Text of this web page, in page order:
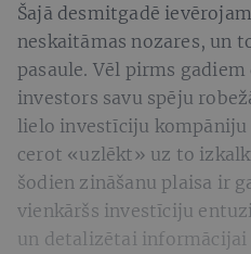
Šajā desmitgadē
neskaitāmas nozares, un
pasaule. Vēl pirms
investors savu spēju
lielo investīciju kompāniju
cerot «uzlēkt» uz to
šodien zināšanu plaisa ir
vienkāršs investīciju
un detalizētai